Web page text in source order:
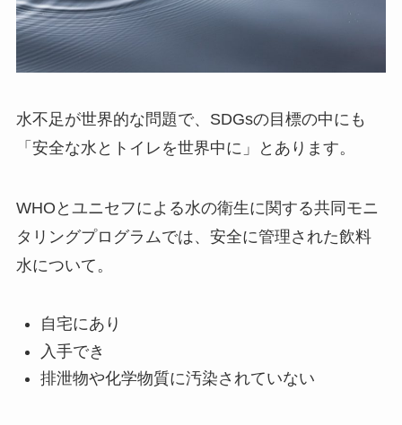
水不足が世界的な問題で、SDGsの目標の中にも
「安全な水とトイレを世界中に」とあります。
WHOとユニセフによる水の衛生に関する共同モニ
タリングプログラムでは、安全に管理された飲料
水について。
自宅にあり
入手でき
排泄物や化学物質に汚染されていない